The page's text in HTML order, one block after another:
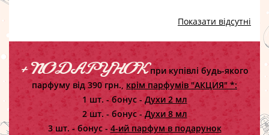
Показати відсутні
+ ПОДАРУНОКпри купівлі будь-якого
парфуму від 390 грн., крім парфумів "АКЦИЯ" *:
1 шт. - бонус - Духи 2 мл
2 шт. - бонус -Духи 8 мл
3 шт. - бонус -4-ий парфум в подарунок